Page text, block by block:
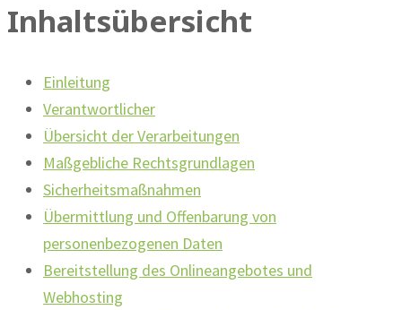
Inhaltsübersicht
Einleitung
Verantwortlicher
Übersicht der Verarbeitungen
Maßgebliche Rechtsgrundlagen
Sicherheitsmaßnahmen
Übermittlung und Offenbarung von
personenbezogenen Daten
Bereitstellung des Onlineangebotes und
Webhosting